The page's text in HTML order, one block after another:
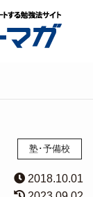
塾･予備校
2018.10.01